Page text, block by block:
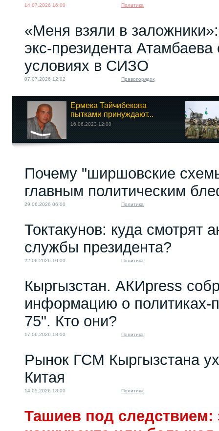
14.07.2026 16:00 Политика
«Меня взяли в
экс‑президента
условиях в СИЗО
07.07.2026 12:02 Правопорядок
Ермека Тайчибекова
пытками принуждают...
16.06.2023 12:00
Почему "ширшовские
главным политическим
29.06.2026 06:00 Политика
Токтакунов: куда смотрят
службы президента?
22.06.2026 10:00 Политика
Кыргызстан. АКИpress
информацию о политиках-
75". Кто они?
17.06.2026 18:00 Политика
Рынок ГСМ Кыргызстана
Китая
14.05.2026 18:00 Политика
Ташиев под следствием: